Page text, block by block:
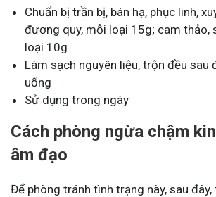
Chuẩn bị trần bị, bán hạ, phục linh,
đương quy, mỗi loại 15g; cam thảo,
loại 10g
Làm sạch nguyên liệu, trộn đều sau
uống
Sử dụng trong ngày
Cách phòng ngừa chậm
âm đạo
Để phòng tránh tình trạng này, sau